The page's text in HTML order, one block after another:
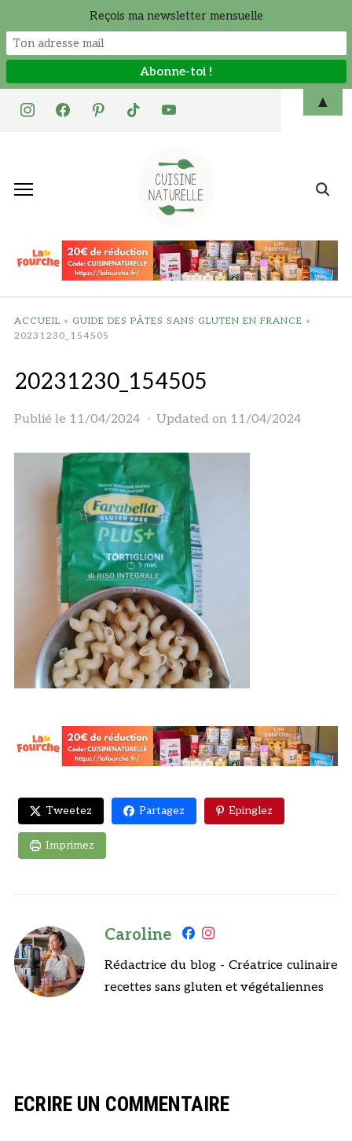
instagramfacebookpinteresttiktok youtube
Search
ACCUEIL » GUIDE DES PÂTES SANS GLUTEN EN FRANCE »
20231230_154505
20231230_154505
Publié le 11/04/2024 Updated on 11/04/2024
Tweetez Partagez Epinglez
Imprimez
Caroline
Rédactrice du blog - Créatrice culinaire
recettes sans gluten et végétaliennes
ECRIRE UN COMMENTAIRE
Reçois ma newsletter mensuelle
▲